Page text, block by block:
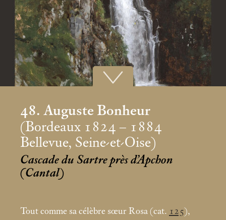
48. Auguste Bonheur
(Bordeaux 1824 – 1884
Bellevue, Seine-et-Oise)
Cascade du Sartre près d’Apchon
(Cantal)
Tout comme sa célèbre sœur Rosa (cat. 125),